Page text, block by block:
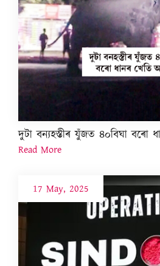
দুটা বন্যহস্তীৰ যুঁজত ৪০বিঘা বৰো
Read More
17 May, 2025